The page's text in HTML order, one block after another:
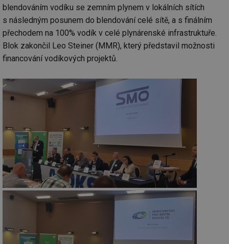
blendováním vodíku se zemním plynem v lokálních sítích
s následným posunem do blendování celé sítě, a s finálním
přechodem na 100% vodík v celé plynárenské infrastruktuře.
Blok zakončil Leo Steiner (MMR), který představil možnosti
financování vodíkových projektů.